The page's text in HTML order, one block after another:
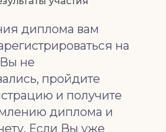
диплома вам
на
не
пройдите
и получите
диплома и
Если Вы уже